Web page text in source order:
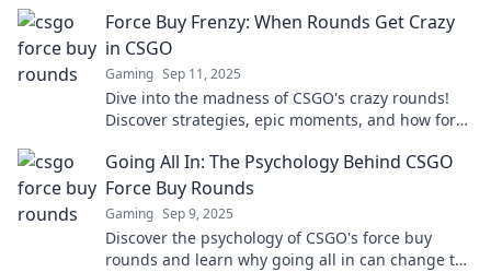
Force Buy Frenzy: When Rounds Get Crazy
in CSGO
Gaming Sep 11, 2025
Dive into the madness of CSGO's crazy rounds!
Discover strategies, epic moments, and how force
Going All In: The Psychology Behind CSGO
Force Buy Rounds
Gaming Sep 9, 2025
Discover the psychology of CSGO's force buy
rounds and learn why going all in can change the